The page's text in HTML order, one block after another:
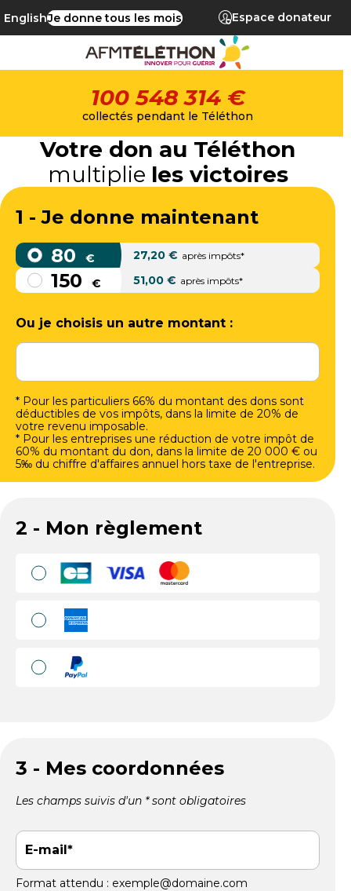
EnglishJe donne tous les mois Espace donateur
100 548 314 €
collectés pendant le Téléthon
Votre don au Téléthon
multiplie les victoires
1 - Je donne maintenant
80
€ 27,20 € après impôts*
150 € 51,00 € après impôts*
Ou je choisis un autre montant :
* Pour les particuliers 66% du montant des dons sont
déductibles de vos impôts, dans la limite de 20% de
votre revenu imposable.
* Pour les entreprises une réduction de votre impôt de
60% du montant du don, dans la limite de 20 000 € ou
5‰ du chiffre d'affaires annuel hors taxe de l'entreprise.
2 - Mon règlement
3 - Mes coordonnées
Les champs suivis d'un * sont obligatoires
E-mail
Format attendu : exemple@domaine.com